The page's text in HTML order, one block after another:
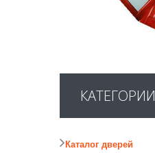
КАТЕГОРИИ
Каталог дверей